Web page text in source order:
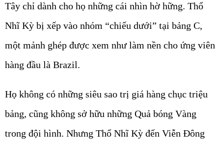
Tây chỉ dành cho họ những cái nhìn hờ hững. Thổ
Nhĩ Kỳ bị xếp vào nhóm “chiếu dưới” tại bảng C,
một mảnh ghép được xem như làm nền cho ứng viên
hàng đầu là Brazil.
Họ không có những siêu sao trị giá hàng chục triệu
bảng, cũng không sở hữu những Quả bóng Vàng
trong đội hình. Nhưng Thổ Nhĩ Kỳ đến Viễn Đông